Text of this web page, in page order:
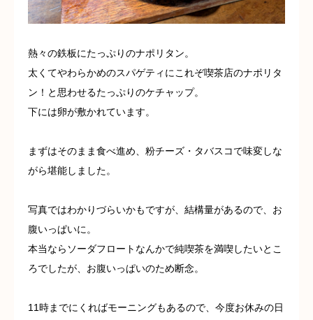
熱々の鉄板にたっぷりのナポリタン。
太くてやわらかめのスパゲティにこれぞ喫茶店のナポリタ
ン！と思わせるたっぷりのケチャップ。
下には卵が敷かれています。
まずはそのまま食べ進め、粉チーズ・タバスコで味変しな
がら堪能しました。
写真ではわかりづらいかもですが、結構量があるので、お
腹いっぱいに。
本当ならソーダフロートなんかで純喫茶を満喫したいとこ
ろでしたが、お腹いっぱいのため断念。
11時までにくればモーニングもあるので、今度お休みの日